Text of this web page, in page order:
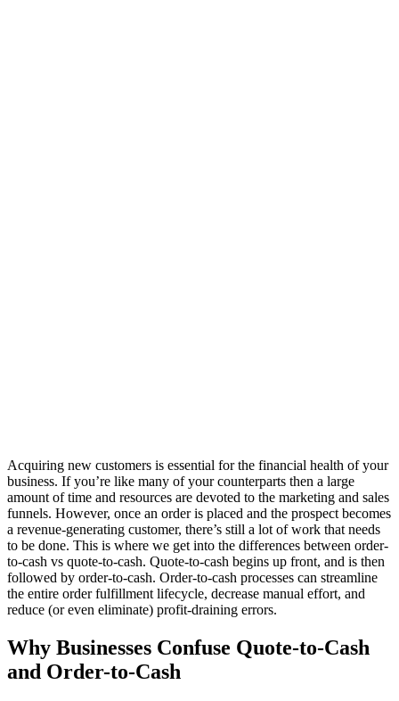
Acquiring new customers is essential for the financial health of your
business. If you’re like many of your counterparts then a large
amount of time and resources are devoted to the marketing and sales
funnels. However, once an order is placed and the prospect becomes
a revenue-generating customer, there’s still a lot of work that needs
to be done. This is where we get into the differences between order-
to-cash vs quote-to-cash. Quote-to-cash begins up front, and is then
followed by order-to-cash. Order-to-cash processes can streamline
the entire order fulfillment lifecycle, decrease manual effort, and
reduce (or even eliminate) profit-draining errors.
Why Businesses Confuse Quote-to-Cash
and Order-to-Cash